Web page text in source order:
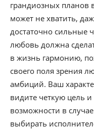
грандиозных планов
может не хватить,
достаточно сильные
любовь должна
в жизнь гармонию,
своего поля зрения
амбиций. Ваш
видите четкую цель
возможности в
выбирать